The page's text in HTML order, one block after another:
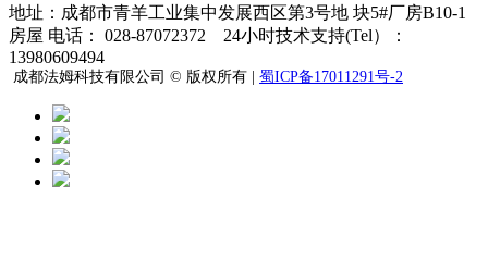
地址：成都市青羊工业集中发展西区第3号地 块5#厂房B10-1
房屋 电话： 028-87072372 24小时技术支持(Tel）：
13980609494
成都法姆科技有限公司 © 版权所有 | 蜀ICP备17011291号-2